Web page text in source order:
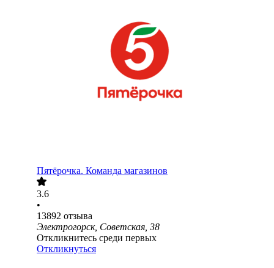
Пятёрочка. Команда магазинов
3.6
•
13892 отзыва
Электрогорск, Советская, 38
Откликнитесь среди первых
Откликнуться